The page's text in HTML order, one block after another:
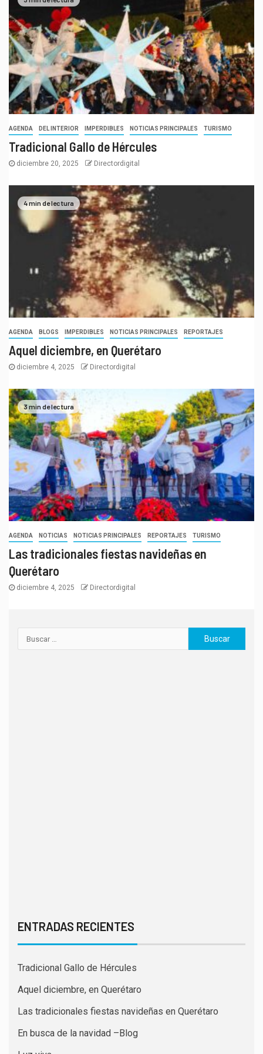
AGENDA DEL INTERIOR IMPERDIBLES NOTICIAS PRINCIPALES TURISMO
Tradicional Gallo de Hércules
diciembre 20, 2025 Directordigital
4 min de lectura
AGENDA BLOGS IMPERDIBLES NOTICIAS PRINCIPALES REPORTAJES
Aquel diciembre, en Querétaro
diciembre 4, 2025 Directordigital
3 min de lectura
AGENDA NOTICIAS NOTICIAS PRINCIPALES REPORTAJES TURISMO
Las tradicionales fiestas navideñas en
Querétaro
diciembre 4, 2025 Directordigital
ENTRADAS RECIENTES
Tradicional Gallo de Hércules
Aquel diciembre, en Querétaro
Las tradicionales fiestas navideñas en Querétaro
En busca de la navidad –Blog